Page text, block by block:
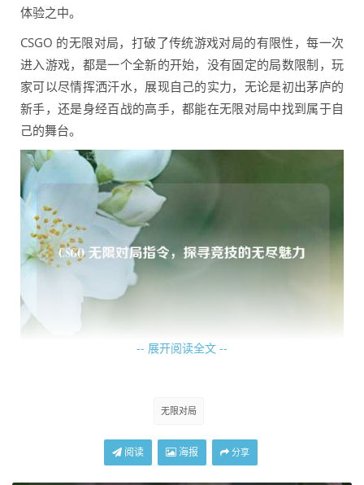
体验之中。
CSGO 的无限对局，打破了传统游戏对局的有限性，每一次
进入游戏，都是一个全新的开始，没有固定的局数限制，玩
家可以尽情挥洒汗水，展现自己的实力，无论是初出茅庐的
新手，还是身经百战的高手，都能在无限对局中找到属于自
己的舞台。
这里不断地积累经验，熟悉各种地图的布局、武器的性能以
的枪法、意识和团队协作能力，每一次击杀敌人，每一次成
-- 展开阅读全文 --
无限对局
阅读 海报 分享